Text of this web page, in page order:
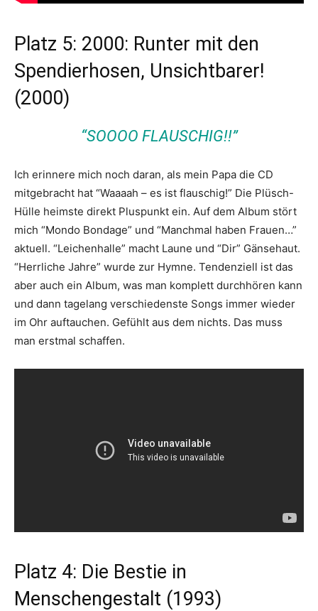
Platz 5: 2000: Runter mit den
Spendierhosen, Unsichtbarer!
(2000)
“SOOOO FLAUSCHIG!!”
Ich erinnere mich noch daran, als mein Papa die CD
mitgebracht hat “Waaaah – es ist flauschig!” Die Plüsch-
Hülle heimste direkt Pluspunkt ein. Auf dem Album stört
mich “Mondo Bondage” und “Manchmal haben Frauen…”
aktuell. “Leichenhalle” macht Laune und “Dir” Gänsehaut.
“Herrliche Jahre” wurde zur Hymne. Tendenziell ist das
aber auch ein Album, was man komplett durchhören kann
und dann tagelang verschiedenste Songs immer wieder
im Ohr auftauchen. Gefühlt aus dem nichts. Das muss
man erstmal schaffen.
Platz 4: Die Bestie in
Menschengestalt (1993)